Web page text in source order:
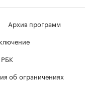
Архив программ
об ограничениях